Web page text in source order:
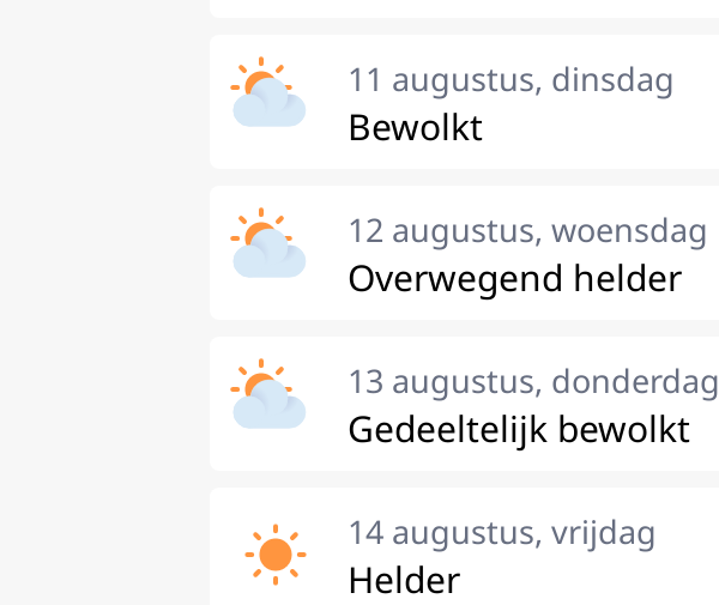
11 augustus, dinsdag
Bewolkt
12 augustus, woensdag
Overwegend helder
13 augustus, donderdag
Gedeeltelijk bewolkt
14 augustus, vrijdag
Helder